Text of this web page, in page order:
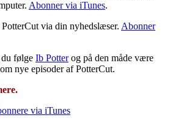
Abonner via iTunes.
via din nyhedslæser. Abonner
følge Ib Potterog på den måde være
nye episoder af PotterCut.
via iTunes